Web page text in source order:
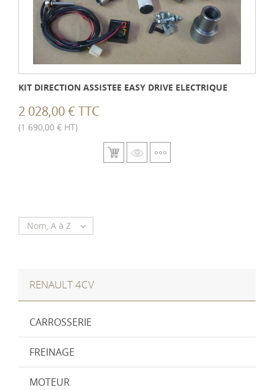
RENAULT 4CV
CARROSSERIE
FREINAGE
MOTEUR
KIT DIRECTION ASSISTEE EASY DRIVE ELECTRIQUE
2 028,00 € TTC
(1 690,00 € HT)
Nom, A à Z 